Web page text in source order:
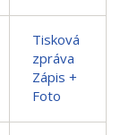
Tisková
zpráva
Zápis +
Foto